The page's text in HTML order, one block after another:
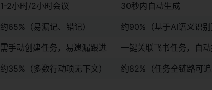
1-2小时/2小时会议 30秒内自动生成
约65%（易漏记、错记） 约90%（基于AI语义识别
需手动创建任务，易遗漏跟进 一键关联飞书任务，自
约35%（多数行动项无下文） 约82%（任务全链路可追